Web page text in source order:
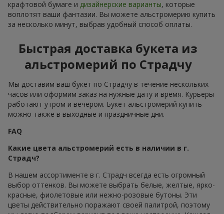
крафтовой бумаге и дизайнерские варианты, которые
воплотят ваши фантазии. Вы можете альстромерию купить
за несколько минут, выбрав удобный способ оплаты.
Быстрая доставка букета из
альстромерий по Страдчу
Мы доставим ваш букет по Страдчу в течение нескольких
часов или оформим заказ на нужные дату и время. Курьеры
работают утром и вечером. Букет альстромерий купить
можно также в выходные и праздничные дни.
FAQ
Какие цвета альстромерий есть в наличии в г.
Страдч?
В нашем ассортименте в г. Страдч всегда есть огромный
выбор оттенков. Вы можете выбрать белые, желтые, ярко-
красные, фиолетовые или нежно-розовые бутоны. Эти
цветы действительно поражают своей палитрой, поэтому